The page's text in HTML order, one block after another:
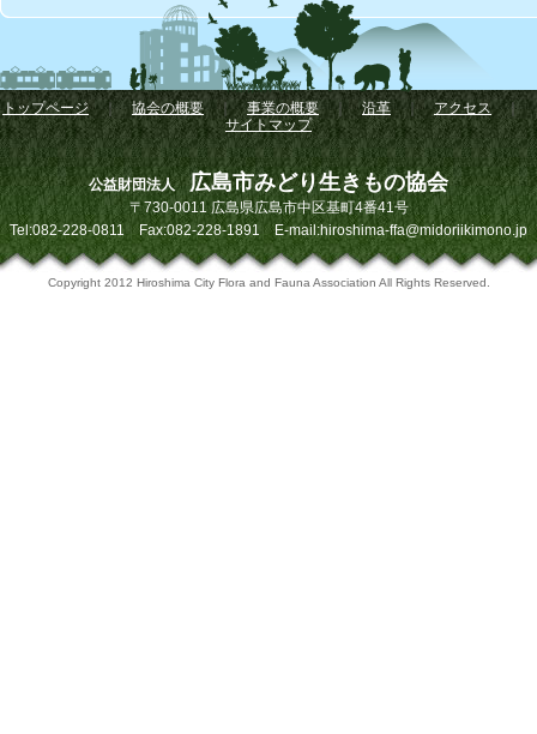
トップページ｜ 協会の概要｜ 事業の概要 ｜沿革 ｜アクセス｜
サイトマップ
公益財団法人広島市みどり生きもの協会
〒730-0011 広島県広島市中区基町4番41号
Tel:082-228-0811 Fax:082-228-1891 E-mail:hiroshima-ffa@midoriikimono.jp
Copyright 2012 Hiroshima City Flora and Fauna Association All Rights Reserved.